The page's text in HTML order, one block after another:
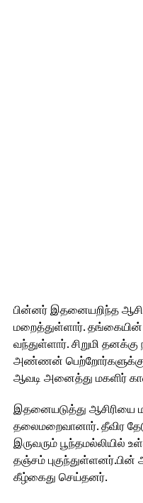
பின்னர் இதனையறிந்த
மறைத்துள்ளார்.
வந்துள்ளார். சிறுமி
அண்ணன் பெற்றோர்களுக்கு
ஆவடி அனைத்து மகளிர்
இதனையடுத்து ஆசிரியை
தலைமறைவானார். தீவிர
இருவரும் பூந்தமல்லியில்
தஞ்சம்
கீழ்கைது செய்தனர்.